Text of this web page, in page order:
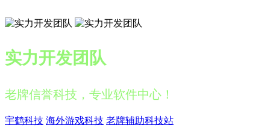
实力开发团队
老牌信誉科技，专业软件中心！
宇鹤科技 海外游戏科技 老牌辅助科技站